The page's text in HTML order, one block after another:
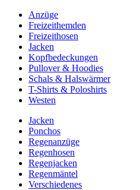
Anzüge
Freizeithemden
Freizeithosen
Jacken
Kopfbedeckungen
Pullover & Hoodies
Schals & Halswärmer
T-Shirts & Poloshirts
Westen
Jacken
Ponchos
Regenanzüge
Regenhosen
Regenjacken
Regenmäntel
Verschiedenes